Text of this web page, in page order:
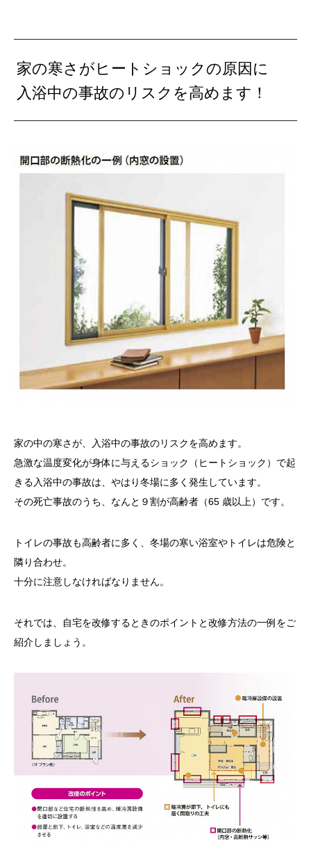
家の寒さがヒートショックの原因に
入浴中の事故のリスクを高めます！
家の中の寒さが、入浴中の事故のリスクを高めます。
急激な温度変化が身体に与えるショック（ヒートショック）で起
きる入浴中の事故は、やはり冬場に多く発生しています。
その死亡事故のうち、なんと９割が高齢者（65 歳以上）です。
トイレの事故も高齢者に多く、冬場の寒い浴室やトイレは危険と
隣り合わせ。
十分に注意しなければなりません。
それでは、自宅を改修するときのポイントと改修方法の一例をご
紹介しましょう。